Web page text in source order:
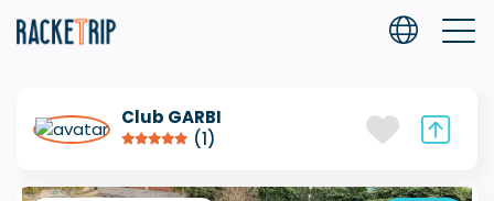
Club GARBI
(1)